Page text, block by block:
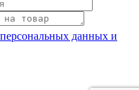
персональных данных и